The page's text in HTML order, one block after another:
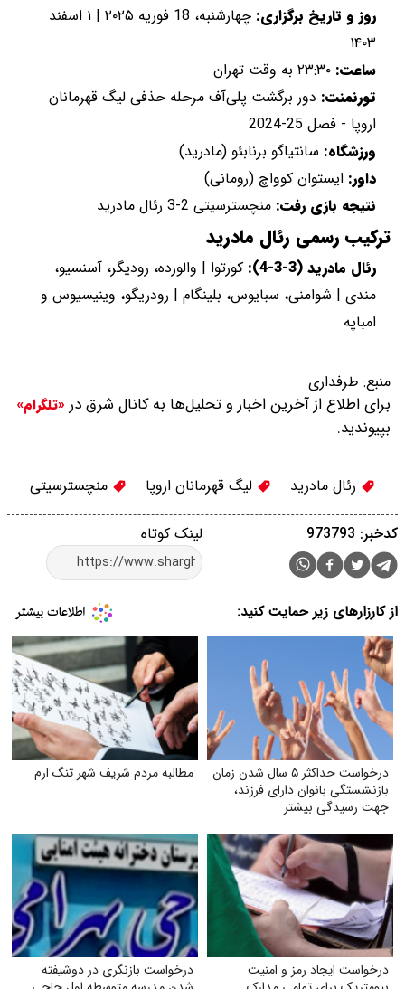
روز و تاریخ برگزاری:
چهارشنبه، 18 فوریه ۲۰۲۵ | ۱ اسفند
۱۴۰۳
ساعت: ۲۳:۳۰ به وقت تهران
تورنمنت: دور برگشت پلی‌آف مرحله حذفی لیگ قهرمانان
اروپا - فصل 25-2024
ورزشگاه: سانتیاگو برنابئو (مادرید)
داور: ایستوان کوواچ (رومانی)
نتیجه بازی رفت: منچسترسیتی 2-3 رئال مادرید
ترکیب رسمی رئال مادرید
رئال مادرید (3-3-4):
کورتوا | والورده، رودیگر، آسنسیو،
مندی | شوامنی، سبایوس، بلینگام | رودریگو، وینیسیوس و
امباپه
منبع: طرفداری
برای اطلاع از آخرین اخبار و تحلیل‌ها به کانال شرق در «تلگرام»
بپیوندید.
رئال مادرید لیگ قهرمانان اروپا منچسترسیتی
لینک کوتاه کدخبر: 973793
از کارزارهای زیر حمایت کنید:
درخواست حداکثر ۵ سال شدن زمان
بازنشستگی بانوان دارای فرزند،
جهت رسیدگی بیشتر
مطالبه مردم شریف شهر تنگ ارم
درخواست ایجاد رمز و امنیت
درخواست بازنگری در دوشیفته